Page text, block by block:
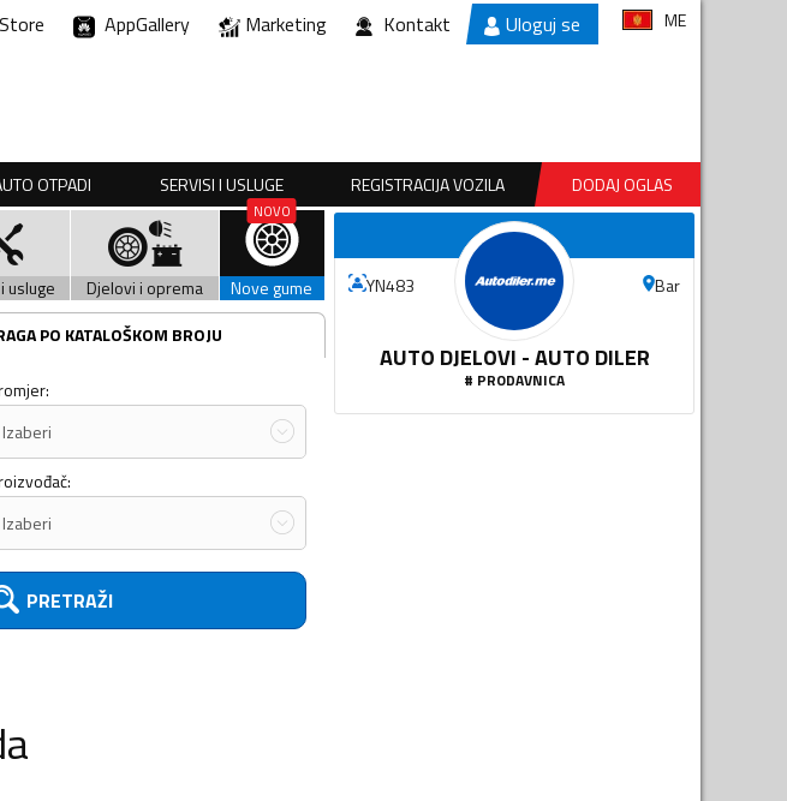
AppGallery Marketing Kontakt Uloguj se ME
OTPADI SERVISI I USLUGE REGISTRACIJA VOZILA DODAJ OGLAS
usluge Djelovi i oprema
Nove gume
PO KATALOŠKOM BROJU
Izaberi
Izaberi
PRETRAŽI
YN483 Bar
AUTO DJELOVI - AUTO DILER
# PRODAVNICA